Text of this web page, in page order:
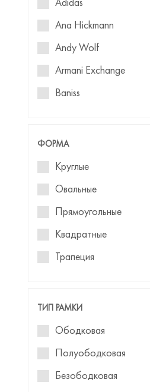
Ana Hickmann
Andy Wolf
Armani Exchange
Baniss
Blackfin
Baldinini
Blumarine
Boss
Bruno Botti
BVLGARI
Chloe
ФОРМА
Круглые
Овальные
Прямоугольные
Квадратные
Трапеция
Кошачий глаз
Wayfarer
Clubmaster
Капли
ТИП РАМКИ
Ободковая
Полуободковая
Безободковая